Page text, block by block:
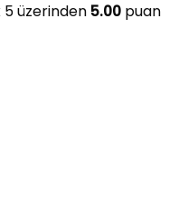
üzerinden5.00 puan